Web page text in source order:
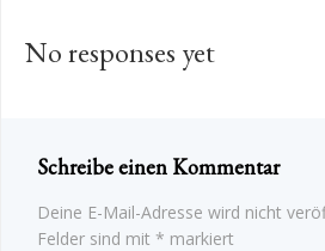
No responses yet
Schreibe einen Kommentar
Deine E-Mail-Adresse wird nicht
Felder sind mit * markiert